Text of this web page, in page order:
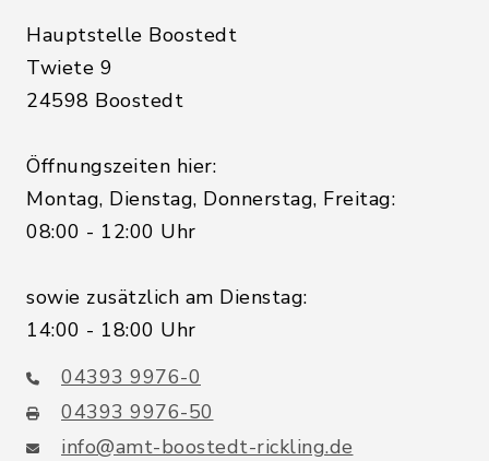
Hauptstelle Boostedt
Twiete 9
24598 Boostedt
Öffnungszeiten hier:
Montag, Dienstag, Donnerstag, Freitag:
08:00 - 12:00 Uhr
sowie zusätzlich am Dienstag:
14:00 - 18:00 Uhr
04393 9976-0
04393 9976-50
info@amt-boostedt-rickling.de